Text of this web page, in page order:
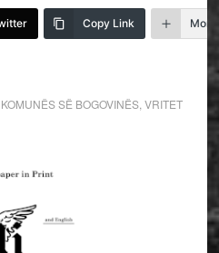
Copy Link More
SË BOGOVINËS, VRITET